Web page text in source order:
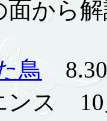
面から
鳥
ス 10